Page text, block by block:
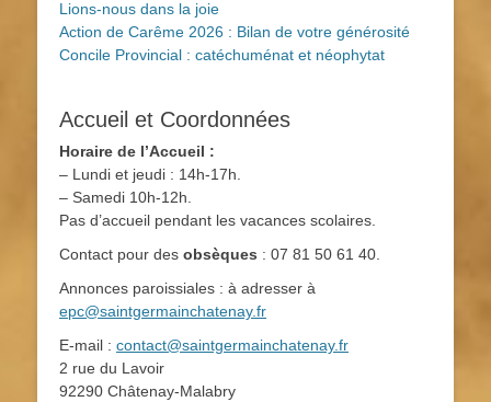
Lions-nous dans la joie
Action de Carême 2026 : Bilan de votre générosité
Concile Provincial : catéchuménat et néophytat
Accueil et Coordonnées
Horaire de l’Accueil :
– Lundi et jeudi : 14h-17h.
– Samedi 10h-12h.
Pas d’accueil pendant les vacances scolaires.
Contact pour des obsèques : 07 81 50 61 40.
Annonces paroissiales : à adresser à
epc@saintgermainchatenay.fr
E-mail : contact@saintgermainchatenay.fr
2 rue du Lavoir
92290 Châtenay-Malabry